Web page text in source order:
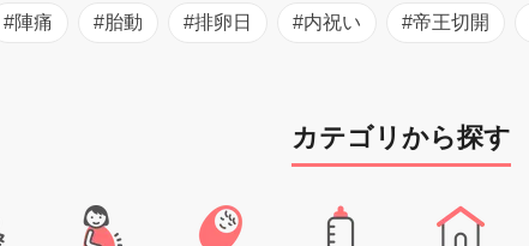
#陣痛 #胎動 #排卵日 #内祝い #帝王切開
カテゴリから探す